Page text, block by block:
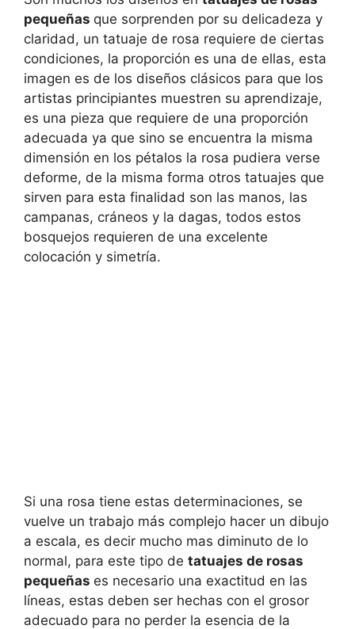
pequeñas que sorprenden por su delicadeza y
claridad, un tatuaje de rosa requiere de ciertas
condiciones, la proporción es una de ellas, esta
imagen es de los diseños clásicos para que los
artistas principiantes muestren su aprendizaje,
es una pieza que requiere de una proporción
adecuada ya que sino se encuentra la misma
dimensión en los pétalos la rosa pudiera verse
deforme, de la misma forma otros tatuajes que
sirven para esta finalidad son las manos, las
campanas, cráneos y la dagas, todos estos
bosquejos requieren de una excelente
colocación y simetría.
Si una rosa tiene estas determinaciones, se
vuelve un trabajo más complejo hacer un dibujo
a escala, es decir mucho mas diminuto de lo
normal, para este tipo de tatuajes de rosas
pequeñas es necesario una exactitud en las
líneas, estas deben ser hechas con el grosor
adecuado para no perder la esencia de la